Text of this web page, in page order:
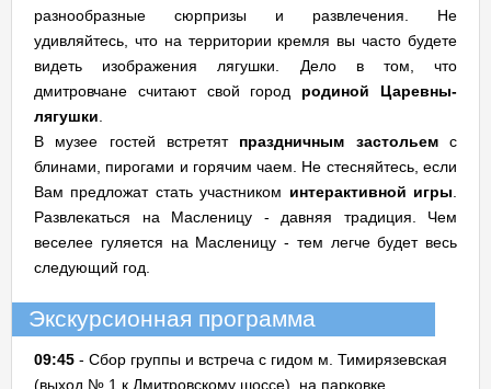
разнообразные сюрпризы и развлечения. Не
удивляйтесь, что на территории кремля вы часто будете
видеть изображения лягушки. Дело в том, что
дмитровчане считают свой город родиной Царевны-
лягушки
В музее гостей встретят праздничным застольемс
блинами, пирогами и горячим чаем. Не стесняйтесь, если
Вам предложат стать участником интерактивной игры
Развлекаться на Масленицу - давняя традиция. Чем
веселее гуляется на Масленицу - тем легче будет весь
следующий год.
Экскурсионная программа
09:45 - Сбор группы и встреча с гидом м. Тимирязевская
(выход № 1 к Дмитровскому шоссе), на парковке